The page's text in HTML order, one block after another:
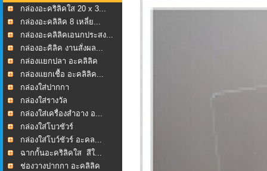
กล่องอะคริลิคใส 20 x 3...
กล่องอะคลิลิค 8 เหลี่ย...
กล่องอะคลิลิคเอนกประสง...
กล่องอะคิลิค งานสั่งผล...
กล่องแยกปลา อะคลิลิค
กล่องแยกเชื้อ อะคลิลิค...
กล่องใส่ปากกา
กล่องใส่รางวัล
กล่องใส่เครื่องสำอาง อ...
กล่องใส่โบวชัวร์
กล่องใส่โบว์ชัวร์ อะคล...
ฉากกั้นอะคริลิคใส สีใ...
ช่องวางปากกา อะคลิลิค